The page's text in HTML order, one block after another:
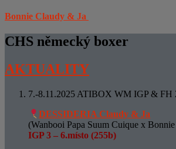
Bonnie Claudy & Ja
CHS německý boxer
AKTUALITY
7.-8.11.2025 ATIBOX WM IGP & FH
DESSIDERIA Claudy & Ja
(Wanbooi Papa Suum Cuique x
IGP 3 – 6.místo (255b)